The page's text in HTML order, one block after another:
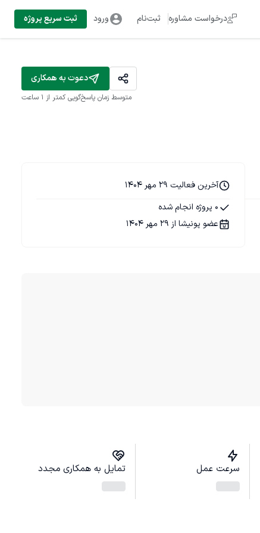
درخواست مشاوره ثبت‌نام ورود ثبت سریع پروژه
دعوت به همکاری
متوسط زمان پاسخ‌گویی کمتر از 1 ساعت
آخرین فعالیت 29 مهر 1404
0 پروژه انجام شده
عضو پونیشا از 29 مهر 1404
سرعت عمل تمایل به همکاری مجدد